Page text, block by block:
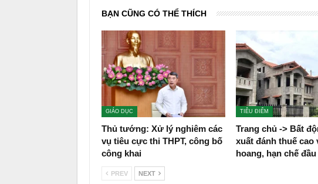
BẠN CŨNG CÓ THỂ THÍCH
GIÁO DỤC
Thủ tướng: Xử lý nghiêm các
vụ tiêu cực thi THPT, công bố
công khai
TIÊU ĐIỂM
Trang chủ -> Bất
xuất đánh thuế cao
hoang, hạn chế
PREV NEXT